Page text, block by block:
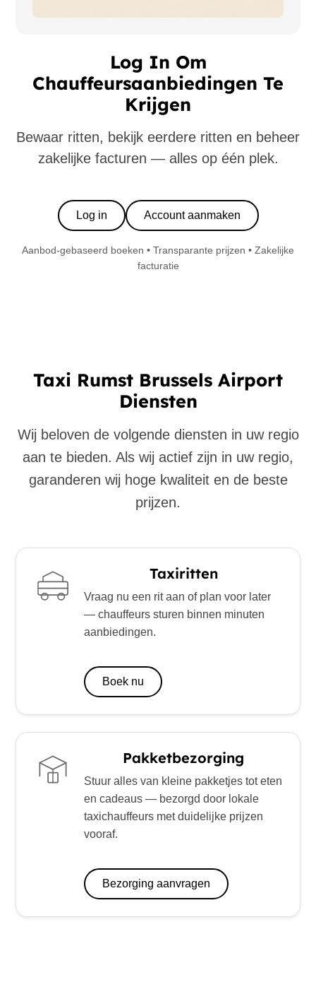
Log In Om
Chauffeursaanbiedingen Te
Krijgen
Bewaar ritten, bekijk eerdere ritten en beheer
zakelijke facturen — alles op één plek.
Log in Account aanmaken
Aanbod-gebaseerd boeken • Transparante prijzen • Zakelijke
facturatie
Taxi Rumst Brussels Airport
Diensten
Wij beloven de volgende diensten in uw regio
aan te bieden. Als wij actief zijn in uw regio,
garanderen wij hoge kwaliteit en de beste
prijzen.
Taxiritten
Vraag nu een rit aan of plan voor later
— chauffeurs sturen binnen minuten
aanbiedingen.
Boek nu
Pakketbezorging
Stuur alles van kleine pakketjes tot eten
en cadeaus — bezorgd door lokale
taxichauffeurs met duidelijke prijzen
vooraf.
Bezorging aanvragen